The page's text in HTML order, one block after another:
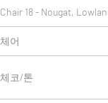
Chair 18 - Nougat,
체어
체코/톤